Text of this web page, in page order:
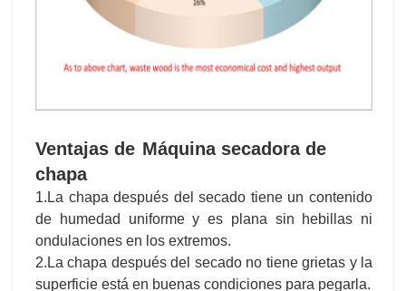
Ventajas de Máquina secadora de
chapa
1.La chapa después del secado tiene un contenido
de humedad uniforme y es plana sin hebillas ni
ondulaciones en los extremos.
2.La chapa después del secado no tiene grietas y la
superficie está en buenas condiciones para pegarla.